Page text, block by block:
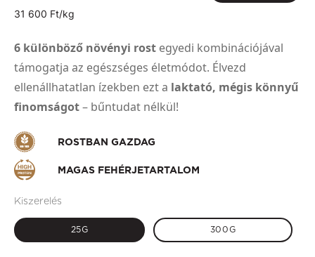
31 600 Ft/kg
6 különböző növényi rost egyedi kombinációjával
támogatja az egészséges életmódot. Élvezd
ellenállhatatlan ízekben ezt a laktató, mégis könnyű
finomságot– bűntudat nélkül!
ROSTBAN GAZDAG
MAGAS FEHÉRJETARTALOM
Kiszerelés
25G 300G